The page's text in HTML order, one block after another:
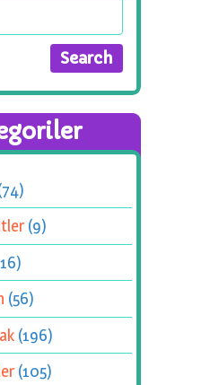
(9)
(56)
(196)
(105)